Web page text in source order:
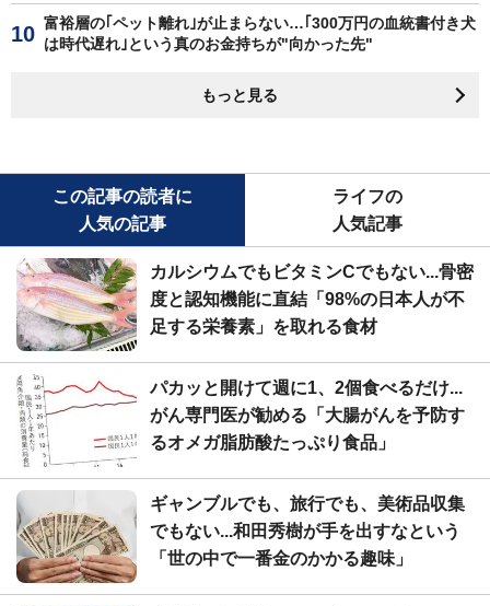
富裕層の｢ペット離れ｣が止まらない…｢300万円の血統書付き犬
は時代遅れ｣という真のお金持ちが"向かった先"
もっと見る
この記事の読者に
人気の記事
ライフの
人気記事
カルシウムでもビタミンCでもない...骨密
度と認知機能に直結「98%の日本人が不
足する栄養素」を取れる食材
パカッと開けて週に1、2個食べるだけ...
がん専門医が勧める「大腸がんを予防す
るオメガ脂肪酸たっぷり食品」
ギャンブルでも、旅行でも、美術品収集
でもない...和田秀樹が手を出すなという
「世の中で一番金のかかる趣味」